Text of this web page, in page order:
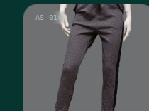
AS 010